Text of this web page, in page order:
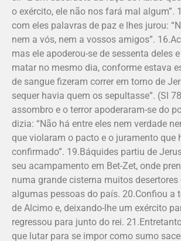
o exército, ele não nos fará mal algum”.
com eles palavras de paz e lhes jurou:
nem a vós, nem a vossos amigos”.
mas ele apoderou-se de sessenta deles
matar no mesmo dia, conforme estava
de sangue fizeram correr em torno de
sequer havia quem os sepultasse”. (Sl
assombro e o terror apoderaram-se do
dizia: “Não há entre eles nem verdade
que violaram o pacto e o juramento que
confirmado”. 19.Báquides partiu de
seu acampamento em Bet-Zet, onde
numa grande cisterna muitos desertores
algumas pessoas do país. 20.Confiou a
de Alcimo e, deixando-lhe um exército
regressou para junto do rei.
que lutar para se impor como sumo